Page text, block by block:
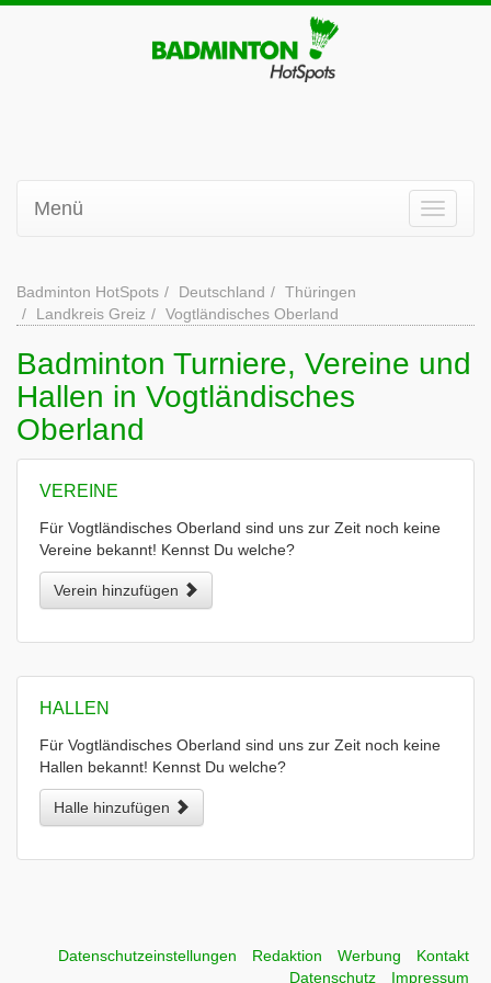
Menü
Badminton HotSpots Deutschland
Thüringen
Landkreis Greiz
Vogtländisches Oberland
Badminton Turniere, Vereine und
Hallen in Vogtländisches
Oberland
VEREINE
Für Vogtländisches Oberland sind uns zur Zeit noch keine
Vereine bekannt! Kennst Du welche?
Verein hinzufügen
HALLEN
Für Vogtländisches Oberland sind uns zur Zeit noch keine
Hallen bekannt! Kennst Du welche?
Halle hinzufügen
Datenschutzeinstellungen Redaktion Werbung
Kontakt
Datenschutz
Impressum